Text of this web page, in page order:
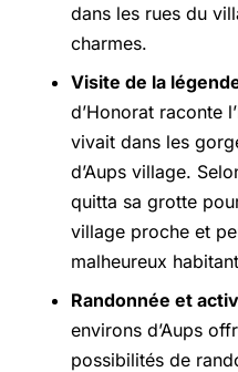
dans les rues du
charmes.
Visite de la
d’Honorat raconte
vivait dans les
d’Aups village.
quitta sa grotte
village proche et
malheureux
Randonnée et
environs d’Aups
possibilités de